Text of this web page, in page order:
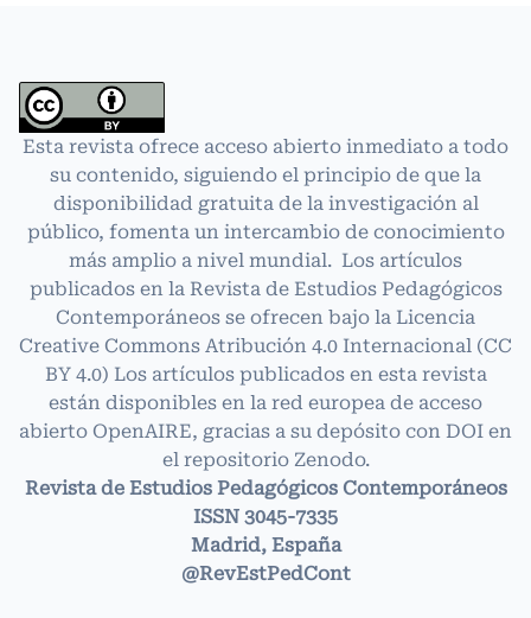
Esta revista ofrece acceso abierto inmediato a todo
su contenido, siguiendo el principio de que la
disponibilidad gratuita de la investigación al
público, fomenta un intercambio de conocimiento
más amplio a nivel mundial. Los artículos
publicados en la Revista de Estudios Pedagógicos
Contemporáneos se ofrecen bajo la Licencia
Creative Commons Atribución 4.0 Internacional (CC
BY 4.0) Los artículos publicados en esta revista
están disponibles en la red europea de acceso
abierto OpenAIRE, gracias a su depósito con DOI en
el repositorio Zenodo.
Revista de Estudios Pedagógicos Contemporáneos
ISSN 3045-7335
Madrid, España
@RevEstPedCont